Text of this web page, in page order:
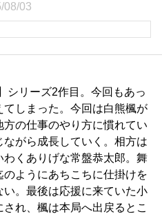
08/03
シリーズ2作目。今回もあっ
てしまった。今回は白熊楓が
の仕事のやり方に慣れてい
ながら成長していく。相方は
わくありげな常盤恭太郎。舞
のようにあちこちに仕掛けを
い。最後は応援に来ていた小
れ、楓は本局へ出戻るとこ